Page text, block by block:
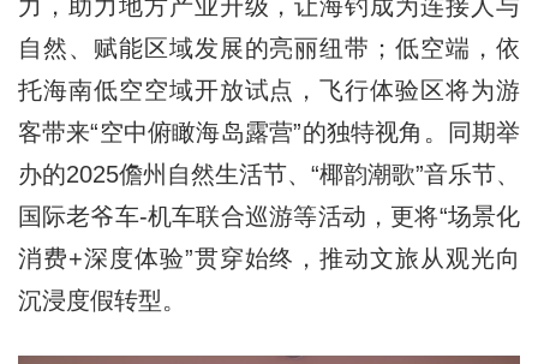
力，助力地方产业升级，让海钓成为连接人与
自然、赋能区域发展的亮丽纽带；低空端，依
托海南低空空域开放试点，飞行体验区将为游
客带来“空中俯瞰海岛露营”的独特视角。同期举
办的2025儋州自然生活节、“椰韵潮歌”音乐节、
国际老爷车-机车联合巡游等活动，更将“场景化
消费+深度体验”贯穿始终，推动文旅从观光向
沉浸度假转型。